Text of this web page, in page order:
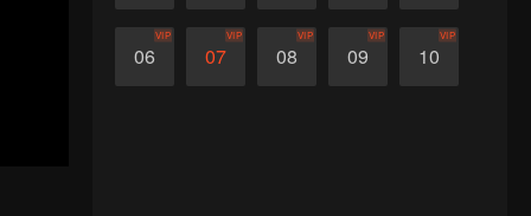
06
VIP
07
VIP
08
VIP
09
VIP
10
VIP